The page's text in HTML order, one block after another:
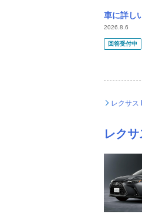
車に詳しい方、車
2026.8.6
回答受付中
レクサス
レク